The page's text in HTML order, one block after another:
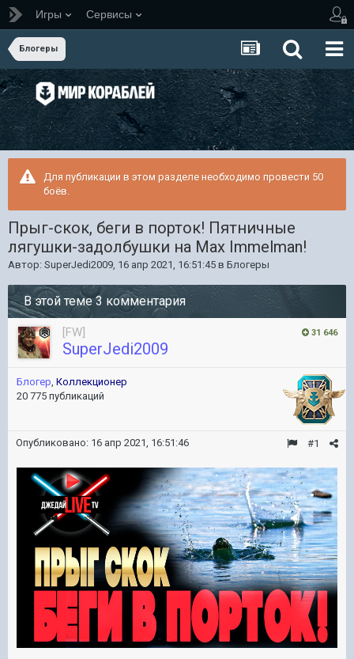
Игры Сервисы
Блогеры
Для публикации в этом разделе необходимо провести 50
боёв.
Прыг-скок, беги в порток! Пятничные
лягушки-задолбушки на Max Immelman!
Автор: SuperJedi2009, 16 апр 2021, 16:51:45 в Блогеры
В этой теме 3 комментария
31 646
[FW]
SuperJedi2009
Блогер, Коллекционер
20 775 публикаций
#1
Опубликовано: 16 апр 2021, 16:51:46